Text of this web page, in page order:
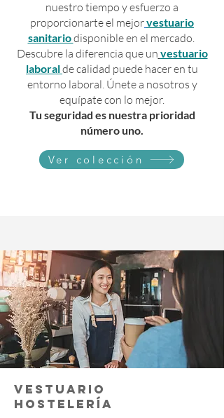
nuestro tiempo y esfuerzo a
proporcionarte el mejorvestuario
sanitariodisponible en el mercado.
Descubre la diferencia que un vestuario
laboralde calidad puede hacer en tu
entorno laboral. Únete a nosotros y
equípate con lo mejor.
Tu seguridad es nuestra prioridad
número uno.
Ver colección
VESTUARIO
HOSTELERÍA